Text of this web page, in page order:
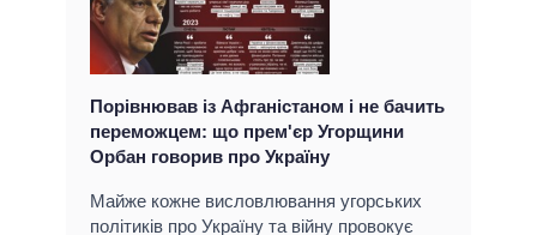
Порівнював із Афганістаном і не бачить
переможцем: що прем'єр Угорщини
Орбан говорив про Україну
Майже кожне висловлювання угорських
політиків про Україну та війну провокує